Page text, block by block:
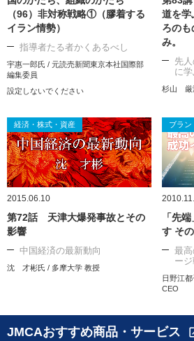
（96）非対称戦略①（膠着する
イラン情勢）
指導者たる者かくあるべし
宇惠一郎氏 / 元読売新聞東京本社国際部
編集委員
設定しないでください
道を学
ろのも
み。
先
に
杉山 厳
経済・株式・資産
2015.06.10
第72話 天津大爆発事故とその
影響
中国経済の最新動向
沈 才彬氏 / 多摩大学 教授
ブラン
「先
す その
最
ー
日野江
CEO
JMCAおすすめ商品・サービス